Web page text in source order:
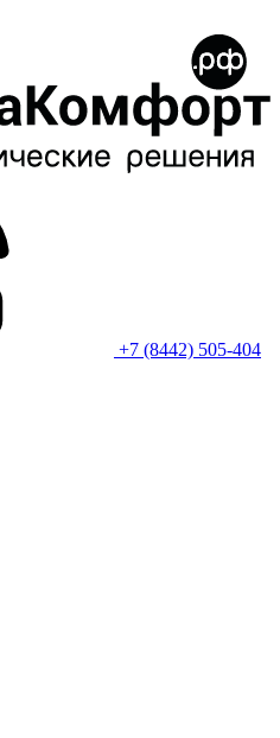
+7 (8442) 505-404